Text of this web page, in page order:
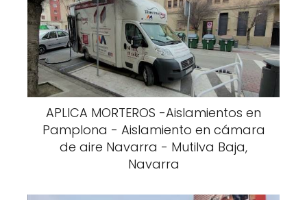
APLICA MORTEROS -Aislamientos en
Pamplona - Aislamiento en cámara
de aire Navarra - Mutilva Baja,
Navarra